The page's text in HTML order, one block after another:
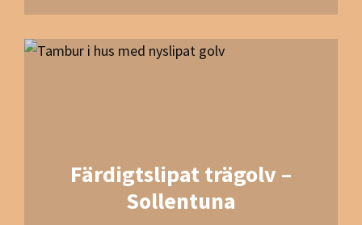
Färdigtslipat trägolv –
Sollentuna